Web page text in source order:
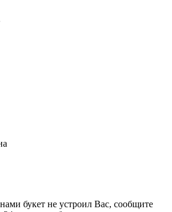
букет не устроил Вас, сообщите